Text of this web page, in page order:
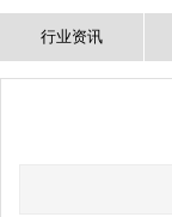
行业资讯